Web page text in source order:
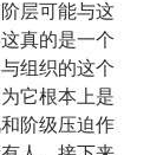
层可能与这
真的是一个
组织的这个
它根本上是
阶级压迫作